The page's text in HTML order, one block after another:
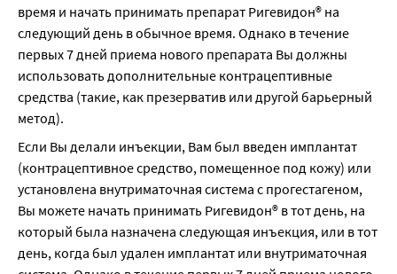
время и начать принимать препарат Ригевидон® на
следующий день в обычное время. Однако в течение
первых 7 дней приема нового препарата Вы должны
использовать дополнительные контрацептивные
средства (такие, как презерватив или другой барьерный
метод).
Если Вы делали инъекции, Вам был введен имплантат
(контрацептивное средство, помещенное под кожу) или
установлена внутриматочная система с прогестагеном,
Вы можете начать принимать Ригевидон® в тот день, на
который была назначена следующая инъекция, или в тот
день, когда был удален имплантат или внутриматочная